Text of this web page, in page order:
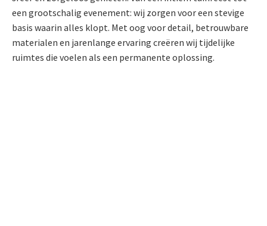
een grootschalig evenement: wij zorgen voor een stevige
basis waarin alles klopt. Met oog voor detail, betrouwbare
materialen en jarenlange ervaring creëren wij tijdelijke
ruimtes die voelen als een permanente oplossing.